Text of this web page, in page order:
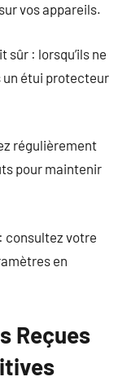
vos appareils.
sûr : lorsqu’ils ne
un étui protecteur
régulièrement
pour maintenir
consultez votre
en
Reçues